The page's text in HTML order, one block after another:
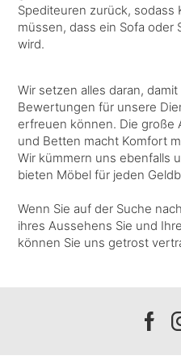
Spediteuren zurück,
müssen, dass ein Sofa
wird.
Wir setzen alles daran,
Bewertungen für unsere
erfreuen können. Die große
und Betten macht Komfort
Wir kümmern uns ebenfalls
bieten Möbel für jeden
Wenn Sie auf der Suche
ihres Aussehens Sie und
können Sie uns getrost
Our